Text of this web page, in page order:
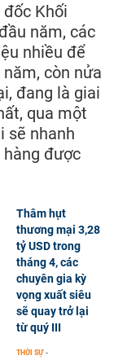
đốc Khối
năm, các
nhiều để
còn nửa
đang là giai
qua một
sẽ nhanh
được
Thâm hụt
thương mại 3,28
tỷ USD trong
tháng 4, các
chuyên gia kỳ
vọng xuất siêu
sẽ quay trở lại
từ quý III
THỜI SỰ -